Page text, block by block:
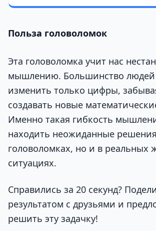
Польза головоломок
Эта головоломка учит нас
мышлению. Большинство людей
изменить только цифры,
создавать новые
Именно такая гибкость
находить неожиданные
головоломках, но и в реальных
ситуациях.
Справились за 20 секунд?
результатом с друзьями и
решить эту задачку!